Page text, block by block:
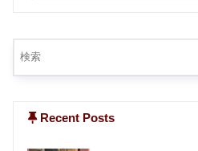
Recent Posts